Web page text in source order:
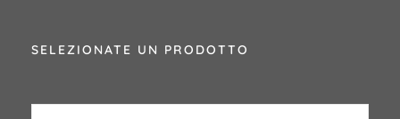
SELEZIONATE UN PRODOTTO